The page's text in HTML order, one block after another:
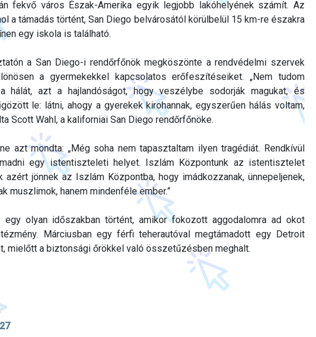
fekvő város Észak-Amerika egyik legjobb lakóhelyének számít. Az
a támadás történt, San Diego belvárosától körülbelül 15 km-re északra
egy iskola is található.
a San Diego-i rendőrfőnök megköszönte a rendvédelmi szervek
a gyermekekkel kapcsolatos erőfeszítéseiket. „Nem tudom
hálát, azt a hajlandóságot, hogy veszélybe sodorják magukat, és
le: látni, ahogy a gyerekek kirohannak, egyszerűen hálás voltam,
Scott Wahl, a kaliforniai San Diego rendőrfőnöke.
azt mondta: „Még soha nem tapasztaltam ilyen tragédiát. Rendkívül
egy istentiszteleti helyet. Iszlám Központunk az istentisztelet
azért jönnek az Iszlám Központba, hogy imádkozzanak, ünnepeljenek,
muszlimok, hanem mindenféle ember.”
olyan időszakban történt, amikor fokozott aggodalomra ad okot
Márciusban egy férfi teherautóval megtámadott egy Detroit
mielőtt a biztonsági őrökkel való összetűzésben meghalt.